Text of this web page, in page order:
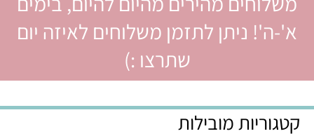
א'-ה'! ניתן לתזמן משלוחים לאיזה יום
שתרצו :)
קטגוריות מובילות